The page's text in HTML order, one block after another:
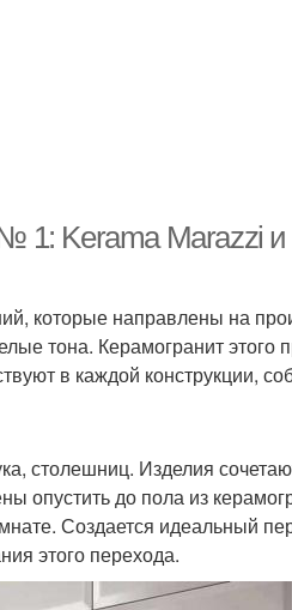
1: Kerama Marazzi и
которые направлены на
тона. Керамогранит этого
в каждой конструкции,
столешниц. Изделия
до пола из
Создается идеальный
этого перехода.